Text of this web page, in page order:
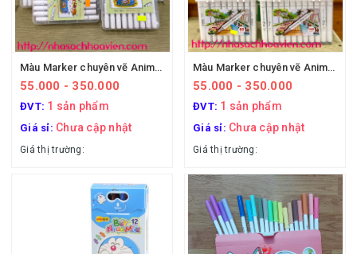
Màu Marker chuyên vẽ Anime dạng vĩ
55.000 - 350.000
ĐVT: 1 sản phẩm
Giá sỉ: Chưa cập nhật
Giá thị trường:
Màu Marker chuyên vẽ Anime, hộp nhựa
55.000 - 350.000
ĐVT: 1 sản phẩm
Giá sỉ: Chưa cập nhật
Giá thị trường: